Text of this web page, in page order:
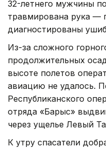
32-летнего мужчины
травмирована рука —
диагностированы
Из-за сложного
продолжительных
высоте полетов
авиацию не удалось.
Республиканского
отряда «Барыс»
через ущелье Левый
К утру спасатели